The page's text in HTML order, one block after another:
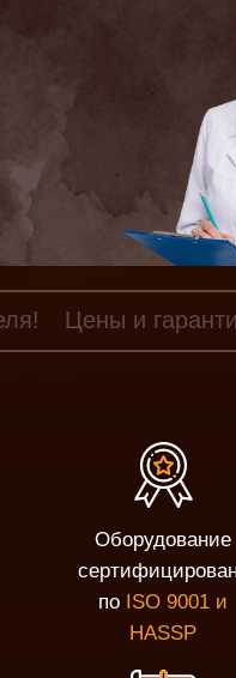
Цены и
Оборудование
по ISO 9001 и
HASSP